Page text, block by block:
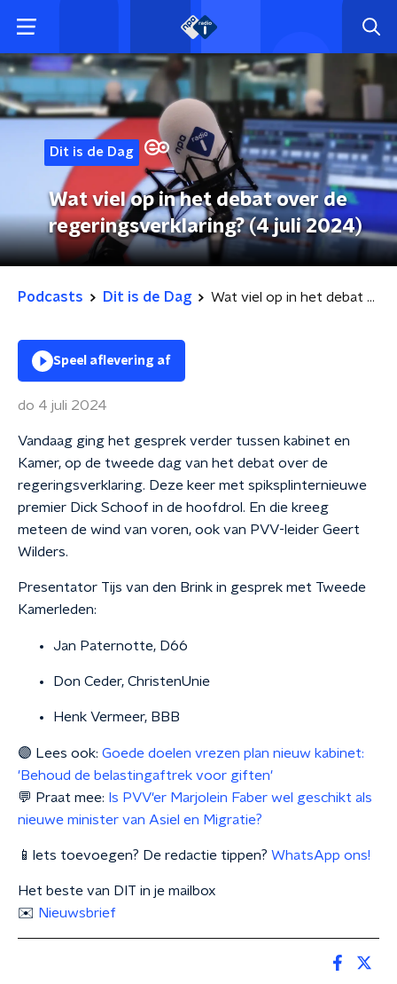
Dit is de Dag
Wat viel op in het debat over de
regeringsverklaring? (4 juli 2024)
Podcasts Dit is de Dag Wat viel op in het debat over de regeringsverklaring? (4 juli 2024)
Speel aflevering af
do 4 juli 2024
Vandaag ging het gesprek verder tussen kabinet en
Kamer, op de tweede dag van het debat over de
regeringsverklaring. Deze keer met spiksplinternieuwe
premier Dick Schoof in de hoofdrol. En die kreeg
meteen de wind van voren, ook van PVV-leider Geert
Wilders.
Presentator Tijs van den Brink in gesprek met Tweede
Kamerleden:
Jan Paternotte, D66
Don Ceder, ChristenUnie
Henk Vermeer, BBB
🟣 Lees ook: Goede doelen vrezen plan nieuw kabinet:
'Behoud de be­las­ting­af­trek voor giften'
💬 Praat mee: Is PVV'er Marjolein Faber wel geschikt als
nieuwe minister van Asiel en Migratie?
📱Iets toevoegen? De redactie tippen? WhatsApp ons!
Het beste van DIT in je mailbox
✉️ Nieuwsbrief